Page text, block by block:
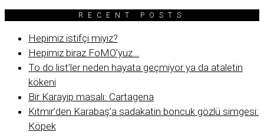
RECENT POSTS
Hepimiz istifçi miyiz?
Hepimiz biraz FoMO’yuz…
To do list’ler neden hayata geçmiyor ya da ataletin
kökeni
Bir Karayip masalı: Cartagena
Kıtmir’den Karabaş’a sadakatin boncuk gözlü simgesi:
Köpek